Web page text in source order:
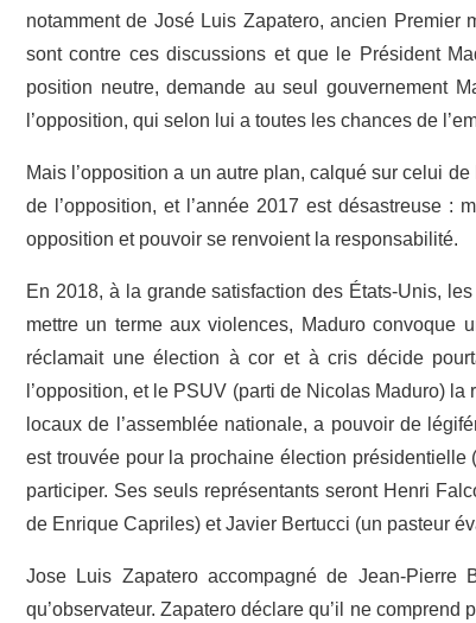
notamment de José Luis Zapatero, ancien Premier
sont contre ces discussions et que le Président
position neutre, demande au seul gouvernement
l’opposition, qui selon lui a toutes les chances de
Mais l’opposition a un autre plan, calqué sur celui
de l’opposition, et l’année 2017 est désastreuse :
opposition et pouvoir se renvoient la responsabilité.
En 2018, à la grande satisfaction des États-Unis,
mettre un terme aux violences, Maduro convoque
réclamait une élection à cor et à cris décide
l’opposition, et le PSUV (parti de Nicolas Maduro)
locaux de l’assemblée nationale, a pouvoir de
est trouvée pour la prochaine élection
participer. Ses seuls représentants seront Henri
de Enrique Capriles) et Javier Bertucci (un pasteur
Jose Luis Zapatero accompagné de Jean-Pierre
qu’observateur. Zapatero déclare qu’il ne